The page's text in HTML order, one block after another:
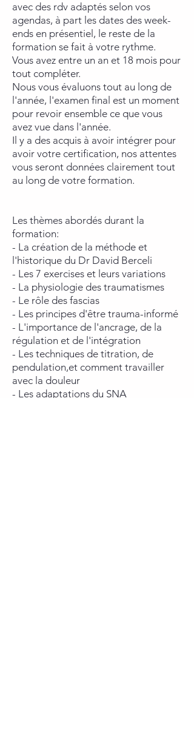
avec des rdv adaptés selon vos
agendas, à part les dates des week-
ends en présentiel, le reste de la
formation se fait à votre rythme.
Vous avez entre un an et 18 mois pour
tout compléter.
Nous vous évaluons tout au long de
l'année, l'examen final est un moment
pour revoir ensemble ce que vous
avez vue dans l'année.
Il y a des acquis à avoir intégrer pour
avoir votre certification, nos attentes
vous seront données clairement tout
au long de votre formation.
Les thèmes abordés durant la
formation:
- La création de la méthode et
l'historique du Dr David Berceli
- Les 7 exercises et leurs variations
- La physiologie des traumatismes
- Le rôle des fascias
- Les principes d'être trauma-informé
- L'importance de l'ancrage, de la
régulation et de l'intégration
- Les techniques de titration, de
pendulation,et comment travailler
avec la douleur
- Les adaptations du SNA